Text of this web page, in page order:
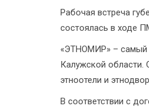
Рабочая встреча
состоялась в ходе
«ЭТНОМИР» – самый
Калужской области.
этноотели и
В соответствии с